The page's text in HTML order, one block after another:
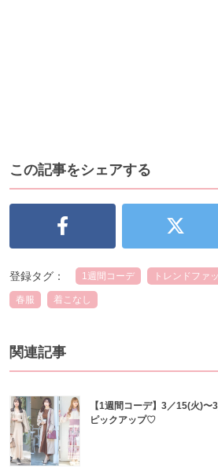
この記事をシェアする
登録タグ： 1週間コーデ トレンドファ
春服 着こなし
関連記事
【1週間コーデ】3／15(火)
ピックアップ♡